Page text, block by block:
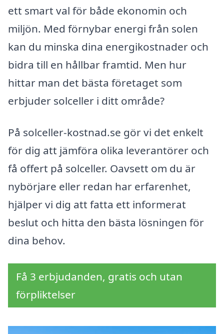
ett smart val för både ekonomin och
miljön. Med förnybar energi från solen
kan du minska dina energikostnader och
bidra till en hållbar framtid. Men hur
hittar man det bästa företaget som
erbjuder solceller i ditt område?
På solceller-kostnad.se gör vi det enkelt
för dig att jämföra olika leverantörer och
få offert på solceller. Oavsett om du är
nybörjare eller redan har erfarenhet,
hjälper vi dig att fatta ett informerat
beslut och hitta den bästa lösningen för
dina behov.
Få 3 erbjudanden, gratis och utan
förpliktelser